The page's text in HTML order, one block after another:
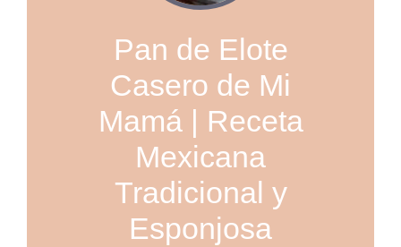
Pan de Elote
Casero de Mi
Mamá | Receta
Mexicana
Tradicional y
Esponjosa